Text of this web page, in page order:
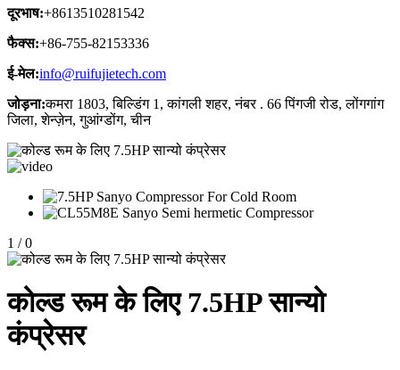
दूरभाष:+8613510281542
फैक्स:+86-755-82153336
ई-मेल:info@ruifujietech.com
जोड़ना:कमरा 1803, बिल्डिंग 1, कांगली शहर, नंबर . 66 पिंगजी रोड, लोंगगांग
जिला, शेन्ज़ेन, गुआंग्डोंग, चीन
1 / 0
कोल्ड रूम के लिए 7.5HP सान्यो
कंप्रेसर